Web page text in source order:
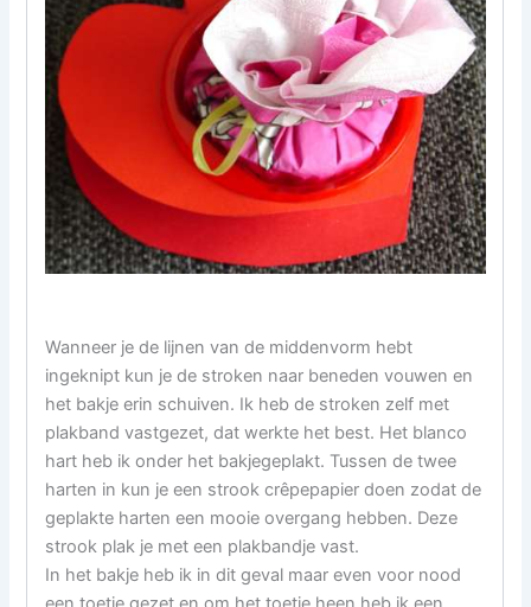
Wanneer je de lijnen van de middenvorm hebt
ingeknipt kun je de stroken naar beneden vouwen en
het bakje erin schuiven. Ik heb de stroken zelf met
plakband vastgezet, dat werkte het best. Het blanco
hart heb ik onder het bakjegeplakt. Tussen de twee
harten in kun je een strook crêpepapier doen zodat de
geplakte harten een mooie overgang hebben. Deze
strook plak je met een plakbandje vast.
In het bakje heb ik in dit geval maar even voor nood